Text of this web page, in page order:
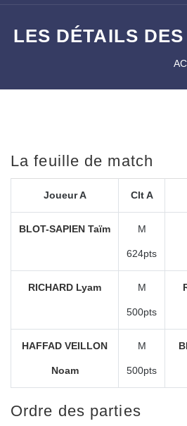
LES DÉTAILS
La feuille de match
Joueur A Clt A
BLOT-SAPIEN Taïm M
624pts
RICHARD Lyam M
500pts
HAFFAD VEILLON
Noam
M
500pts
Ordre des parties